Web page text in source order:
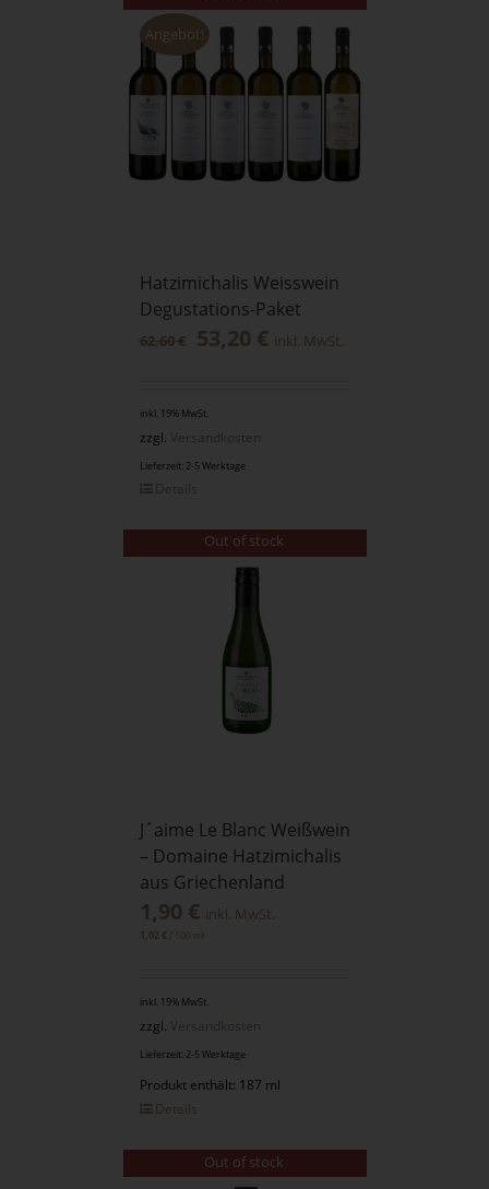
Angebot!
Hatzimichalis Weisswein
Degustations-Paket
62,60€ 53,20 € inkl. MwSt.
inkl. 19% MwSt.
zzgl. Versandkosten
Lieferzeit: 2-5 Werktage
Details
Out of stock
J´aime Le Blanc Weißwein
– Domaine Hatzimichalis
aus Griechenland
1,90 € inkl. MwSt.
1,02 €/ 100
inkl. 19% MwSt.
zzgl. Versandkosten
Lieferzeit: 2-5 Werktage
Produkt enthält: 187 ml
Details
Out of stock